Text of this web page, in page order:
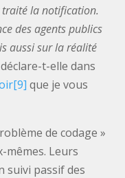
la notification.
des agents publics
aussi sur la réalité
t-elle dans
[9] que je vous
de codage »
Leurs
suivi passif des